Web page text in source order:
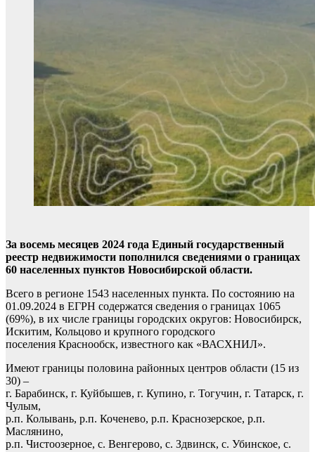
За восемь месяцев 2024 года Единый государственный
реестр недвижимости пополнился сведениями о границах
60 населенных пунктов Новосибирской области.
Всего в регионе 1543 населенных пункта. По состоянию на
01.09.2024 в ЕГРН содержатся сведения о границах 1065
(69%), в их числе границы городских округов: Новосибирск,
Искитим, Кольцово и крупного городского
поселения Краснообск, известного как «ВАСХНИЛ».
Имеют границы половина районных центров области (15 из
30) –
г. Барабинск, г. Куйбышев, г. Купино, г. Тогучин, г. Татарск, г.
Чулым,
р.п. Колывань, р.п. Коченево, р.п. Краснозерское, р.п.
Маслянино,
р.п. Чистоозерное, с. Венгерово, с. Здвинск, с. Убинское, с.